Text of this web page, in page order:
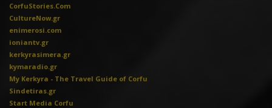
CorfuStories.Com
CultureNow.gr
enimerosi.com
ioniantv.gr
kerkyrasimera.gr
kymaradio.gr
My Kerkyra - The Travel Guide of Corfu
Sindetiras.gr
Start Media Corfu